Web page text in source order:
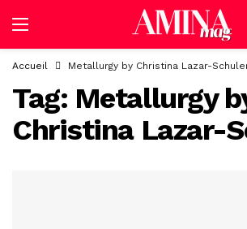
Accueil Metallurgy by Christina Lazar-
Tag: Metallurgy
Christina Lazar-